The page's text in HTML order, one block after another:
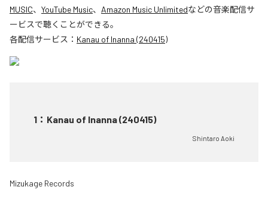
MUSIC、 YouTube Music、 Amazon Music Unlimitedなどの音楽配信サ
ービスで聴くことができる。
各配信サービス： Kanau of Inanna (240415)
1 ： Kanau of Inanna (240415)
Shintaro Aoki
Mizukage Records